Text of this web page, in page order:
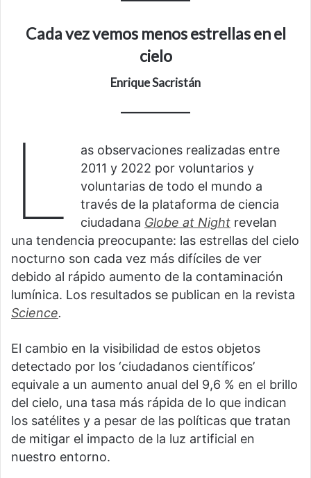
Cada vez vemos menos estrellas en el
cielo
Enrique Sacristán
L
as observaciones realizadas entre
2011 y 2022 por voluntarios y
voluntarias de todo el mundo a
través de la plataforma de ciencia
ciudadana Globe at Night revelan
una tendencia preocupante: las estrellas del cielo
nocturno son cada vez más difíciles de ver
debido al rápido aumento de la contaminación
lumínica. Los resultados se publican en la revista
Science.
El cambio en la visibilidad de estos objetos
detectado por los ‘ciudadanos científicos’
equivale a un aumento anual del 9,6 % en el brillo
del cielo, una tasa más rápida de lo que indican
los satélites y a pesar de las políticas que tratan
de mitigar el impacto de la luz artificial en
nuestro entorno.